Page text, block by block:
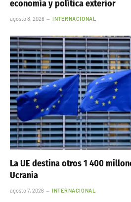
economía y política exterior
agosto 8, 2026 INTERNACIONAL
La UE destina otros 1 400
Ucrania
agosto 7, 2026 INTERNACIONAL